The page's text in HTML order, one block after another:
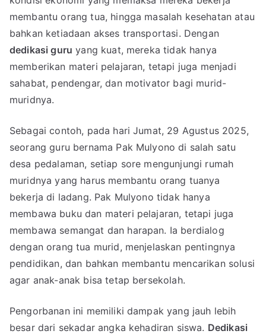
membantu orang tua, hingga masalah kesehatan atau
bahkan ketiadaan akses transportasi. Dengan
dedikasi guru yang kuat, mereka tidak hanya
memberikan materi pelajaran, tetapi juga menjadi
sahabat, pendengar, dan motivator bagi murid-
muridnya.
Sebagai contoh, pada hari Jumat, 29 Agustus 2025,
seorang guru bernama Pak Mulyono di salah satu
desa pedalaman, setiap sore mengunjungi rumah
muridnya yang harus membantu orang tuanya
bekerja di ladang. Pak Mulyono tidak hanya
membawa buku dan materi pelajaran, tetapi juga
membawa semangat dan harapan. Ia berdialog
dengan orang tua murid, menjelaskan pentingnya
pendidikan, dan bahkan membantu mencarikan solusi
agar anak-anak bisa tetap bersekolah.
Pengorbanan ini memiliki dampak yang jauh lebih
besar dari sekadar angka kehadiran siswa. Dedikasi